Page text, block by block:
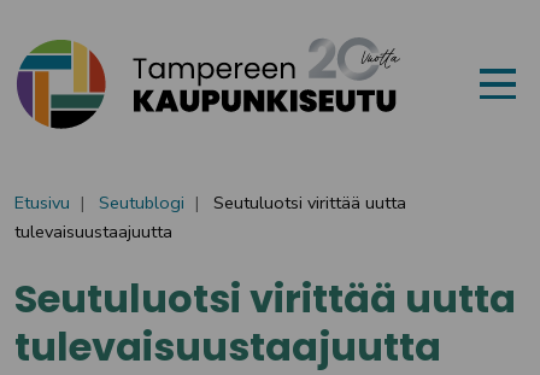
Etusivu Seutublogi
Seutuluotsi virittää uutta
tulevaisuustaajuutta
Seutuluotsi virittää uutta
tulevaisuustaajuutta